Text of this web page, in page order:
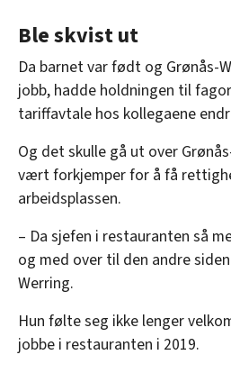
Uten tariffavtale, setter
betingelsene.
I hovedavtalene mellom
NHO står det at begge
ansatte i gruppen er
Høy organisasjonsgrad
til, og bruken av
Ble skvist ut
Da barnet var født og Grønås-
jobb, hadde holdningen til
tariffavtale hos kollegaene
Og det skulle gå ut over
vært forkjemper for å få
arbeidsplassen.
– Da sjefen i restauranten så
og med over til den andre
Werring.
Hun følte seg ikke lenger
jobbe i restauranten i 2019.